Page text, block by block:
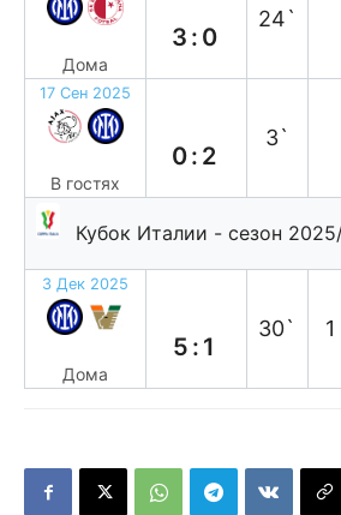
Дома
3:0
24`
17 Сен 2025
В гостях
0:2
3`
Кубок Италии - сезон
3 Дек 2025
Дома
5:1
30` 1